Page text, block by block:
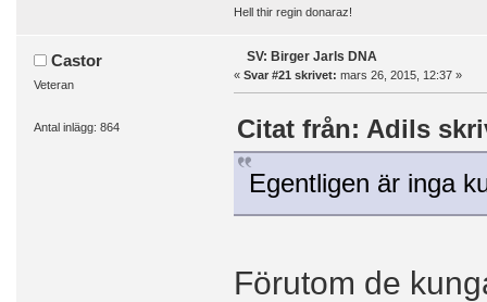
Hell thir regin donaraz!
Castor
Veteran
Antal inlägg: 864
SV: Birger Jarls DNA
« Svar #21 skrivet: mars 26, 2015, 12:37 »
Citat från: Adils
Egentligen är inga
Förutom de